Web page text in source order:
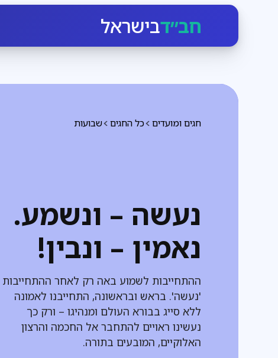
חב״דבישראל
שבועות כל החגים חגים ומועדים
נעשה – ונשמע.
נאמין – ונבין!
ההתחייבות לשמוע באה רק לאחר ההתחייבות
'נעשה'. בראש ובראשונה, התחייבנו לאמונה
ללא סייג בבורא העולם ומנהיגו – ורק כך
נעשינו ראויים להתחבר אל החכמה והרצון
האלוקיים, המובעים בתורה.